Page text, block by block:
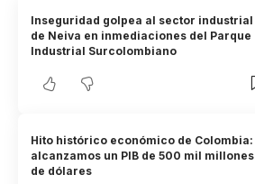
Inseguridad golpea al sector industrial
de Neiva en inmediaciones del Parque
Industrial Surcolombiano
Hito histórico económico de Colombia:
alcanzamos un PIB de 500 mil millones
de dólares